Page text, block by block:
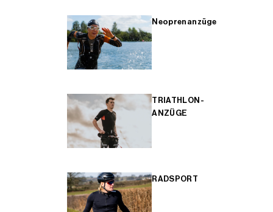
Neoprenanzüge
TRIATHLON-
ANZÜGE
RADSPORT